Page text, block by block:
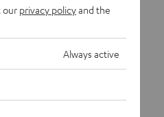
our privacy policyand the
Always active